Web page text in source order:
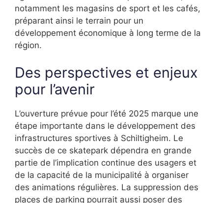
notamment les magasins de sport et les cafés,
préparant ainsi le terrain pour un
développement économique à long terme de la
région.
Des perspectives et enjeux
pour l’avenir
L’ouverture prévue pour l’été 2025 marque une
étape importante dans le développement des
infrastructures sportives à Schiltigheim. Le
succès de ce skatepark dépendra en grande
partie de l’implication continue des usagers et
de la capacité de la municipalité à organiser
des animations régulières. La suppression des
places de parking pourrait aussi poser des